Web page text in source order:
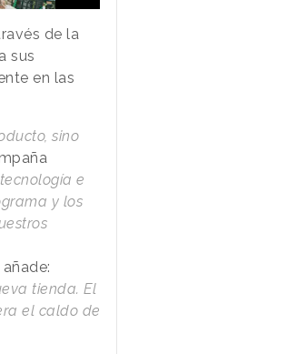
de la
sus
en las
sino
e
y los
tienda. El
el caldo de